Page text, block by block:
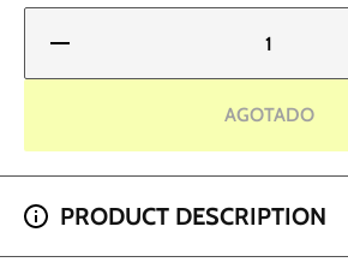
Reducir
para
AGOTADO
PRODUCT DESCRIPTION
BROWARD ONLY)